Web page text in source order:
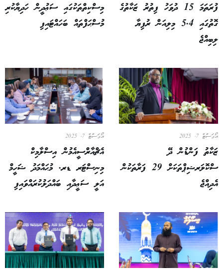
ފުރަތަމަ 15 ދުވަހު ފިތުރު ޒަކާތުގެ
ގޮތުގައި 5.4 މިލިއަން ރުފިޔާ
ލިބިއްޖެ
މިސްކިތްތަކުގައި ސަޢުދީން ހަދިޔާކުރި
މުސްޙަފްތައް ބަހައްޓައިފި
އޯގަސްޓް 7, 2025
ޒަކާތު ފަންޑުން ދޭ
ސްކޮލަރޝިޕްތަކަށް 29 ފަރާތަކުން
އެދިއްޖެ
އޯގަސްޓް 7, 2025
އެޗްއާރްސީއެމުން އިސްލާމިކް
މިނިސްޓަރ ޑރ. މުޙައްމަދު ޝަހީމް
އަލީ ސަޢީދާއި ބައްދަލުކުރައްވައިފި